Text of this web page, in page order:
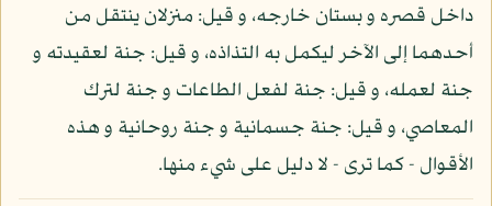
داخل قصره و بستان خارجه، و قيل: منزلان ينتقل من
أحدهما إلى الآخر ليكمل به التذاذه، و قيل: جنة لعقيدته و
جنة لعمله، و قيل: جنة لفعل الطاعات و جنة لترك
المعاصي، و قيل: جنة جسمانية و جنة روحانية و هذه
الأقوال - كما ترى - لا دليل على شيء منها.